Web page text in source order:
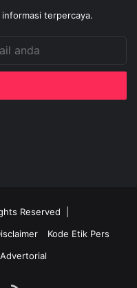
terpercaya.
Reserved |
Kode Etik Pers
Advertorial